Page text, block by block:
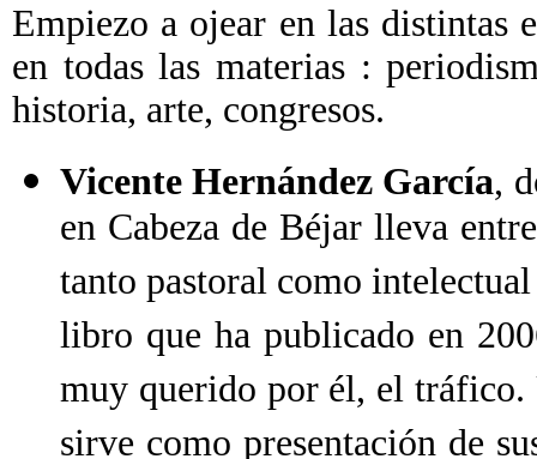
Empiezo a ojear en las distintas
en todas las materias :
historia, arte, congresos.
Vicente Hernández García,
en Cabeza de Béjar lleva
tanto pastoral como
libro que ha publicado en
muy querido por él, el tráfico.
sirve como presentación de